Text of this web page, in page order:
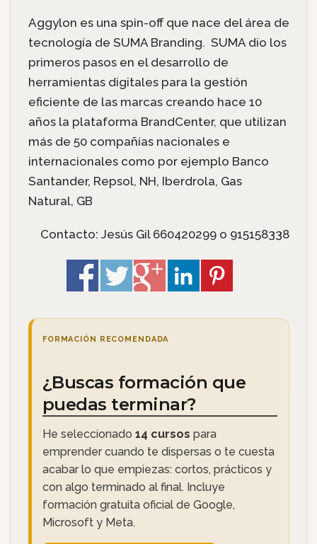
Aggylon es una spin-off que nace del área de
tecnología de SUMA Branding. SUMA dio los
primeros pasos en el desarrollo de
herramientas digitales para la gestión
eficiente de las marcas creando hace 10
años la plataforma BrandCenter, que utilizan
más de 50 compañías nacionales e
internacionales como por ejemplo Banco
Santander, Repsol, NH, Iberdrola, Gas
Natural, GB
Contacto: Jesús Gil 660420299 o 915158338
FORMACIÓN RECOMENDADA
¿Buscas formación que
puedas terminar?
He seleccionado 14 cursos para
emprender cuando te dispersas o te cuesta
acabar lo que empiezas: cortos, prácticos y
con algo terminado al final. Incluye
formación gratuita oficial de Google,
Microsoft y Meta.